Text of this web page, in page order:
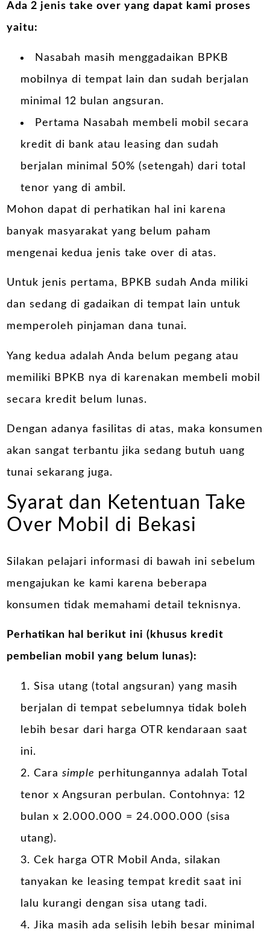
Ada 2 jenis take over yang dapat kami proses
yaitu:
Nasabah masih menggadaikan BPKB
mobilnya di tempat lain dan sudah berjalan
minimal 12 bulan angsuran.
Pertama Nasabah membeli mobil secara
kredit di bank atau leasing dan sudah
berjalan minimal 50% (setengah) dari total
tenor yang di ambil.
Mohon dapat di perhatikan hal ini karena
banyak masyarakat yang belum paham
mengenai kedua jenis take over di atas.
Untuk jenis pertama, BPKB sudah Anda miliki
dan sedang di gadaikan di tempat lain untuk
memperoleh pinjaman dana tunai.
Yang kedua adalah Anda belum pegang atau
memiliki BPKB nya di karenakan membeli mobil
secara kredit belum lunas.
Dengan adanya fasilitas di atas, maka konsumen
akan sangat terbantu jika sedang butuh uang
tunai sekarang juga.
Syarat dan Ketentuan Take
Over Mobil di Bekasi
Silakan pelajari informasi di bawah ini sebelum
mengajukan ke kami karena beberapa
konsumen tidak memahami detail teknisnya.
Perhatikan hal berikut ini (khusus kredit
pembelian mobil yang belum lunas):
Sisa utang (total angsuran) yang masih
berjalan di tempat sebelumnya tidak boleh
lebih besar dari harga OTR kendaraan saat
ini.
Cara simple perhitungannya adalah Total
tenor x Angsuran perbulan. Contohnya: 12
bulan x 2.000.000 = 24.000.000 (sisa
utang).
Cek harga OTR Mobil Anda, silakan
tanyakan ke leasing tempat kredit saat ini
lalu kurangi dengan sisa utang tadi.
Jika masih ada selisih lebih besar minimal